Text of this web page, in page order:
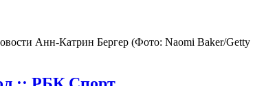
Анн-Катрин Бергер (Фото: Naomi Baker/Getty